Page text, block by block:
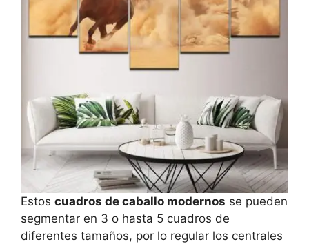
Estos cuadros de caballo modernos se pueden
segmentar en 3 o hasta 5 cuadros de
diferentes tamaños, por lo regular los centrales